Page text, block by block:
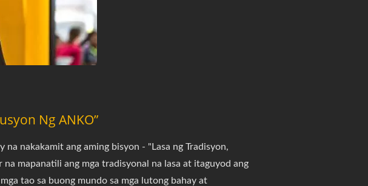
Ng ANKO”
nakakamit ang aming bisyon - "Lasa ng Tradisyon,
mapanatili ang mga tradisyonal na lasa at itaguyod ang
tao sa buong mundo sa mga lutong bahay at